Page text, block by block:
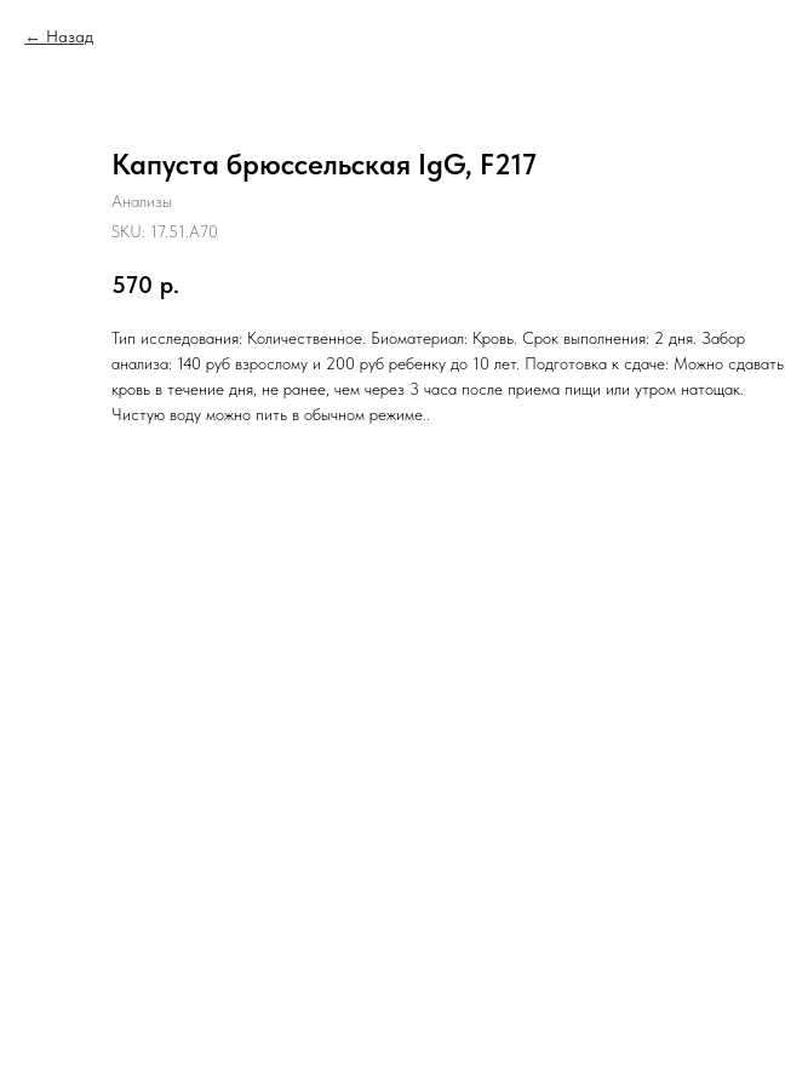
Назад
Капуста брюссельская IgG, F217
Анализы
SKU: 17.51.A70
570 р.
Тип исследования: Количественное. Биоматериал: Кровь. Срок выполнения: 2 дня. Забор
анализа: 140 руб взрослому и 200 руб ребенку до 10 лет. Подготовка к сдаче: Можно сдавать
кровь в течение дня, не ранее, чем через 3 часа после приема пищи или утром натощак.
Чистую воду можно пить в обычном режиме..